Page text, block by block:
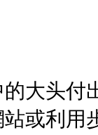
大头付
或利